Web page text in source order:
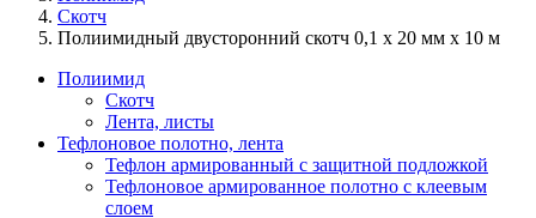
Скотч
Полиимидный двусторонний скотч 0,1 х 20 мм х 10 м
Полиимид
Скотч
Лента, листы
Тефлоновое полотно, лента
Тефлон армированный с защитной подложкой
Тефлоновое армированное полотно с клеевым
слоем